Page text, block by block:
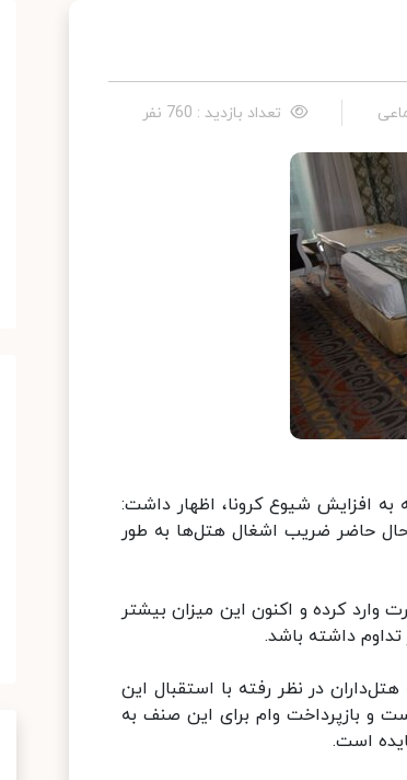
تعداد بازدید : 760 نفر
افزایش شیوع کرونا، اظهار داشت:
است در حال حاضر ضریب اشغال هتل‌ها به طور
کشور خسارت وارد کرده و اکنون این میزان بیشتر
داشته باشد.
در نظر رفته با استقبال این
که وام پیش‌بینی شده برای هتل‌داران با سود ۱۲ درصد است و بازپرداخت وام برای این صنف به
است.